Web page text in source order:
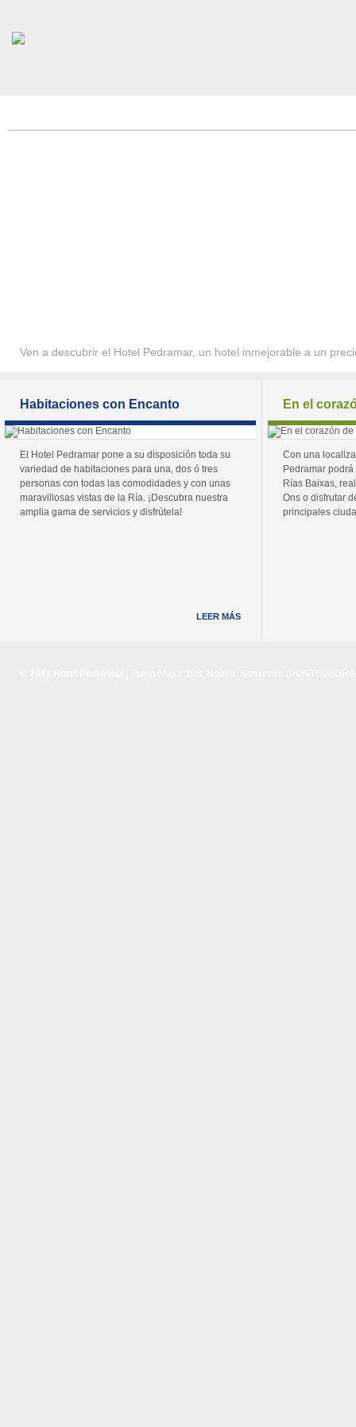
Ven a descubrir el Hotel Pedramar, un hotel inmejorable a un
Habitaciones con Encanto
El Hotel Pedramar pone a su disposición toda su
variedad de habitaciones para una, dos ó tres
personas con todas las comodidades y con unas
maravillosas vistas de la Ría. ¡Descubra nuestra
amplia gama de servicios y disfrútela!
LEER MÁS
En el
Con una
Pedramar
Rías Baixas,
Ons o disfrutar
principales